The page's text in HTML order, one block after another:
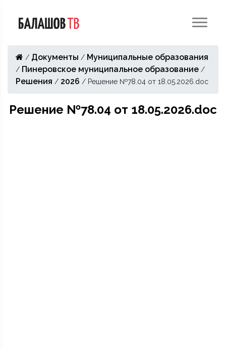
/ Документы / Муниципальные образования
/ Пинеровское муниципальное образование /
Решения / 2026 / Решение №78.04 от 18.05.2026.doc
Решение №78.04 от 18.05.2026.doc